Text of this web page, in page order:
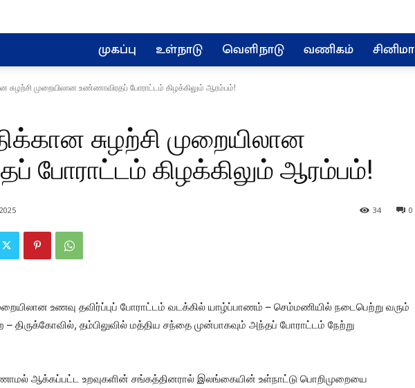
முகப்பு உள்நாடு வெளிநாடு வணிகம் சினிமா
சுழற்சி முறையிலான உண்ணாவிரதப் போராட்டம் கிழக்கிலும் ஆரம்பம்!
சுழற்சி முறையிலான
போராட்டம் கிழக்கிலும் ஆரம்பம்!
0
34
உணவு தவிர்ப்புப் போராட்டம் வடக்கில் யாழ்ப்பாணம் – செம்மணியில் நடைபெற்று வரும்
– திருக்கோவில், தம்பிலுவில் மத்திய சந்தை முன்பாகவும் அந்தப் போராட்டம் நேற்று
ஆக்கப்பட்ட உறவுகளின் சங்கத்தினரால் இலங்கையின் உள்நாட்டு பொறிமுறையை